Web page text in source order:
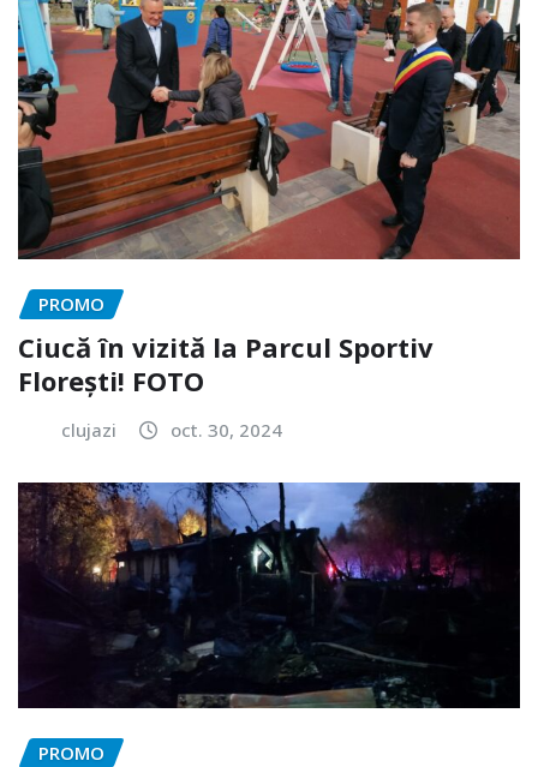
PROMO
Ciucă în vizită la Parcul Sportiv
Florești! FOTO
clujazi oct. 30, 2024
PROMO